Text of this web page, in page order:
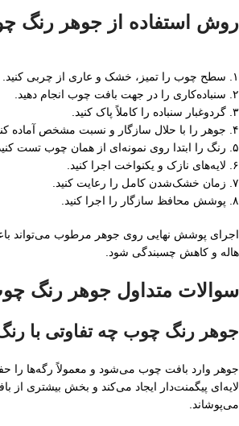
روش استفاده از جوهر رنگ
۱. سطح چوب را تمیز، خشک و عاری از چربی کنید.
۲. سنباده‌کاری را در جهت بافت چوب انجام دهید.
۳. گردوغبار سنباده را کاملاً پاک کنید.
۴. جوهر را با حلال سازگار و نسبت مشخص آماده کنید.
۵. رنگ را ابتدا روی نمونه‌ای از همان چوب تست کنید.
۶. لایه‌های نازک و یکنواخت اجرا کنید.
۷. زمان خشک‌شدن کامل را رعایت کنید.
۸. پوشش محافظ سازگار را اجرا کنید.
اجرای پوشش نهایی روی جوهر مرطوب می‌تواند
هاله و کاهش چسبندگی شود.
سوالات متداول جوهر رنگ
جوهر رنگ چوب چه تفاوتی با
جوهر وارد بافت چوب می‌شود و معمولاً رگه‌ها
لایه‌ای پیگمنت‌دار ایجاد می‌کند و بخش بیشتری از
می‌پوشاند.